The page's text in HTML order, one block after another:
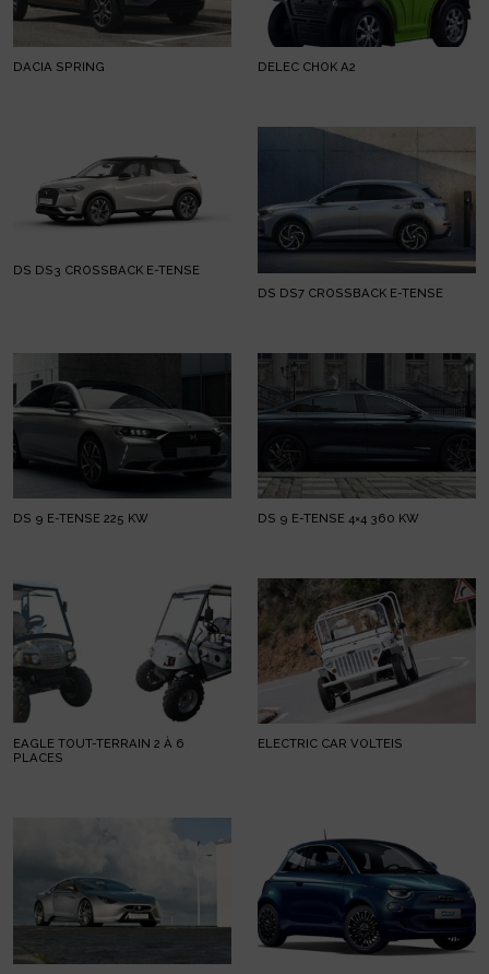
DACIA SPRING DELEC CHOK A2
DS DS3 CROSSBACK E-TENSE
DS DS7 CROSSBACK E-TENSE
DS 9 E-TENSE 225 KW DS 9 E-TENSE 4×4 360 KW
EAGLE TOUT-TERRAIN 2 À 6
PLACES
ELECTRIC CAR VOLTEIS